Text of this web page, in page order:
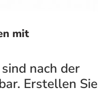
mit
nach der
Erstellen Sie